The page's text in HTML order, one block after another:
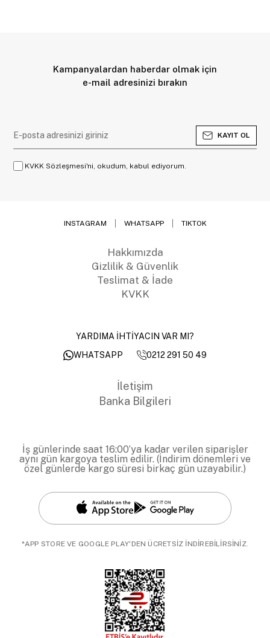
Kampanyalardan haberdar olmak için
e-mail adresinizi bırakın
KAYIT OL
KVKK Sözleşmesi'ni, okudum, kabul ediyorum.
INSTAGRAM WHATSAPP TIKTOK
Hakkımızda
Gizlilik & Güvenlik
Teslimat & İade
KVKK
YARDIMA İHTİYACIN VAR MI?
WHATSAPP
0212 291 50 49
İletişim
Banka Bilgileri
İş günlerinde saat 16:00’ya kadar verilen siparişler
aynı gün kargoya teslim edilir. (İndirim dönemleri ve
özel günlerde kargo süresi birkaç gün uzayabilir.)
*APP STORE VE GOOGLE PLAY'DEN ÜCRETSİZ İNDİREBİLİRSİNİZ.